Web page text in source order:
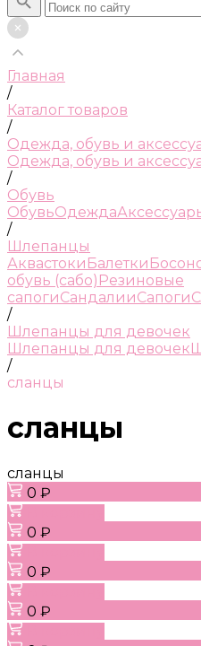
Главная
/
Каталог товаров
/
Одежда, обувь и
Одежда, обувь и
/
Обувь
ОбувьОдежда
/
Шлепанцы
Аквастоки Балетки
обувь (сабо) Резиновые
сапогиСандалииСапоги
/
Шлепанцы для девочек
Шлепанцы для девочек
/
сланцы
сланцы
сланцы
0 ₽
0 ₽
0 ₽
0 ₽